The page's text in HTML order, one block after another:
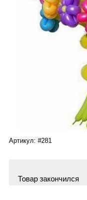
Артикул: #281
Товар закончился